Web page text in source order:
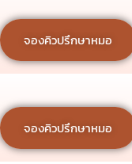
จองคิวปรึกษาหมอ
จองคิวปรึกษาหมอ